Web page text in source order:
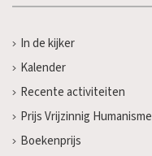
In de kijker
Kalender
Recente activiteiten
Prijs Vrijzinnig Humanisme
Boekenprijs